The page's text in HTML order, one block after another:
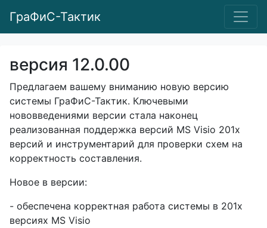
ГраФиС-Тактик
версия 12.0.00
Предлагаем вашему вниманию новую версию
системы ГраФиС-Тактик. Ключевыми
нововведениями версии стала наконец
реализованная поддержка версий MS Visio 201х
версий и инструментарий для проверки схем на
корректность составления.
Новое в версии:
- обеспечена корректная работа системы в 201х
версиях MS Visio